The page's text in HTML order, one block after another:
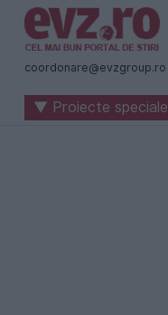
Știri
naționale
internaționale
coordonare@evzgroup.ro
▼ Proiecte speciale